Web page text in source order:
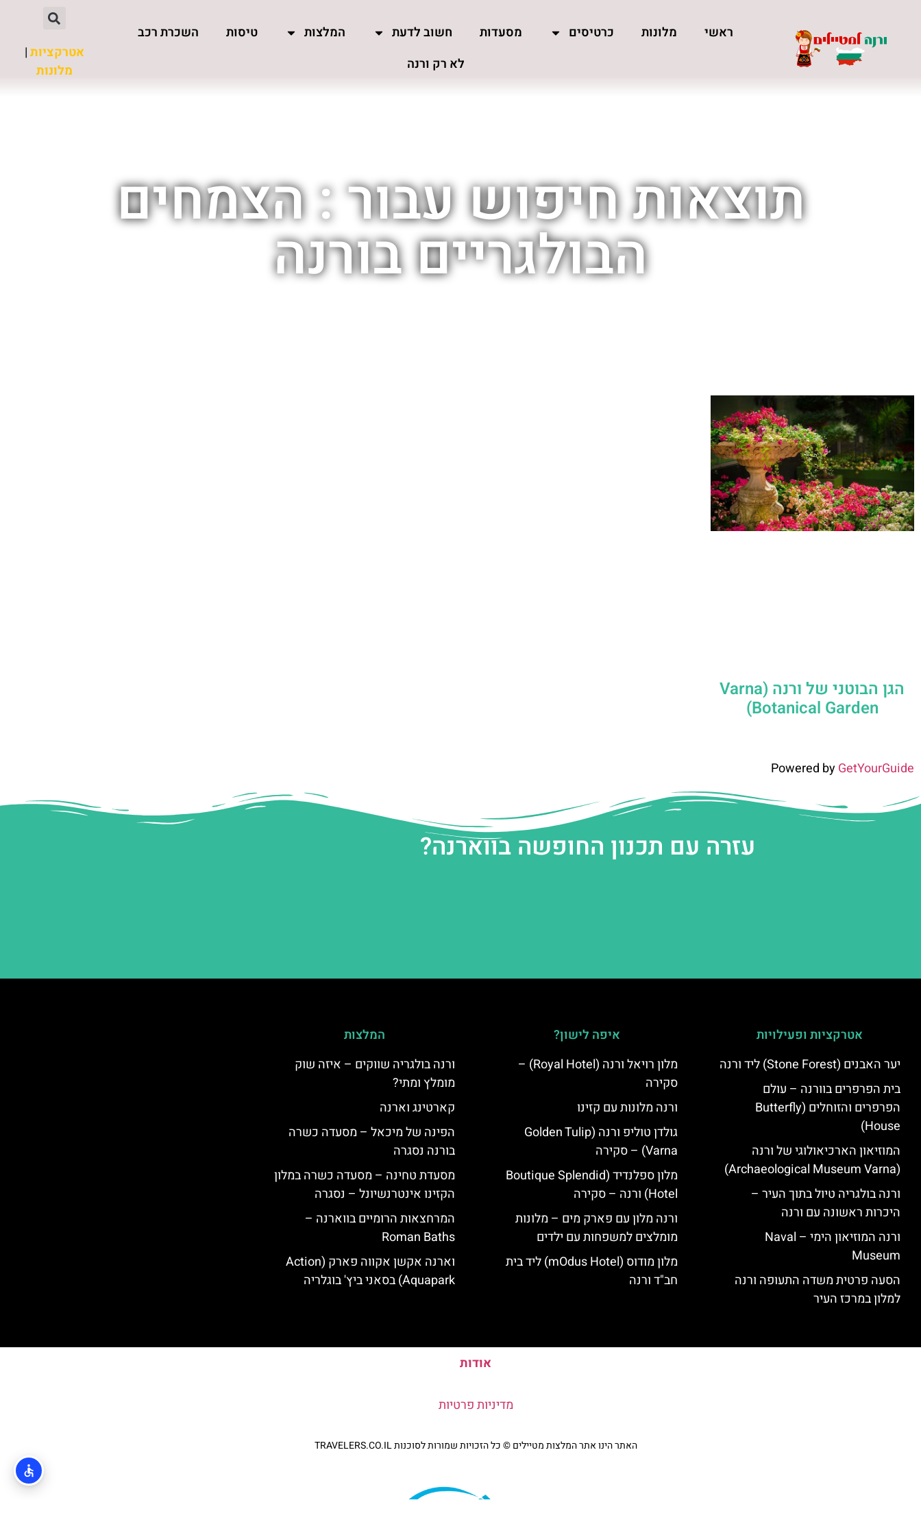
ראשי מלונות כרטיסים מסעדות חשוב לדעת המלצות טיסות
השכרת רכב
לא רק ורנה
אטרקציות|
מלונות
תוצאות חיפוש עבור : הצמחים
הבולגריים בורנה
הגן הבוטני של ורנה (Varna
Botanical Garden)
Powered byGetYourGuide
עזרה עם תכנון החופשה בווארנה?
אטרקציות ופעילויות
יער האבנים (Stone Forest) ליד ורנה
בית הפרפרים בוורנה – עולם
הפרפרים והזוחלים (Butterfly
House)
המוזיאון הארכיאולוגי של ורנה
(Archaeological Museum Varna)
ורנה בולגריה טיול בתוך העיר –
היכרות ראשונה עם ורנה
ורנה המוזיאון הימי – Naval
Museum
הסעה פרטית משדה התעופה ורנה
למלון במרכז העיר
איפה לישון?
מלון רויאל ורנה (Royal Hotel) –
סקירה
ורנה מלונות עם קזינו
גולדן טוליפ ורנה (Golden Tulip
Varna) – סקירה
מלון ספלנדיד (Boutique Splendid
Hotel) ורנה – סקירה
ורנה מלון עם פארק מים – מלונות
מומלצים למשפחות עם ילדים
מלון מודוס (mOdus Hotel) ליד בית
חב"ד ורנה
המלצות
ורנה בולגריה שווקים – איזה שוק
מומלץ ומתי?
קארטינג וארנה
הפינה של מיכאל – מסעדה כשרה
בורנה נסגרה
מסעדת טחינה – מסעדה כשרה במלון
הקזינו אינטרנשיונל – נסגרה
המרחצאות הרומיים בווארנה –
Roman Baths
וארנה אקשן אקווה פארק (Action
Aquapark) בסאני ביץ' בוגלריה
אודות
מדיניות פרטיות
האתר הינו אתר המלצות מטיילים © כל הזכויות שמורות לסוכנות TRAVELERS.CO.IL